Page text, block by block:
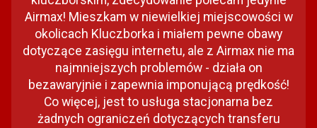
Airmax! Mieszkam w niewielkiej miejscowości w
okolicach Kluczborka i miałem pewne obawy
dotyczące zasięgu internetu, ale z Airmax nie ma
najmniejszych problemów - działa on
bezawaryjnie i zapewnia imponującą prędkość!
Co więcej, jest to usługa stacjonarna bez
żadnych ograniczeń dotyczących transferu